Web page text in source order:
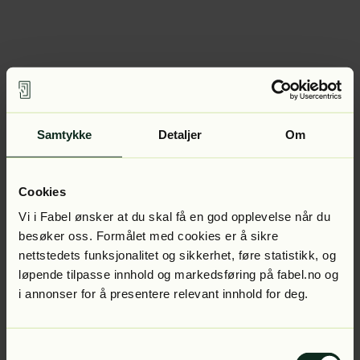
Samtykke Detaljer Om
Cookies
Vi i Fabel ønsker at du skal få en god opplevelse når du
besøker oss. Formålet med cookies er å sikre
nettstedets funksjonalitet og sikkerhet, føre statistikk, og
løpende tilpasse innhold og markedsføring på fabel.no og
i annonser for å presentere relevant innhold for deg.